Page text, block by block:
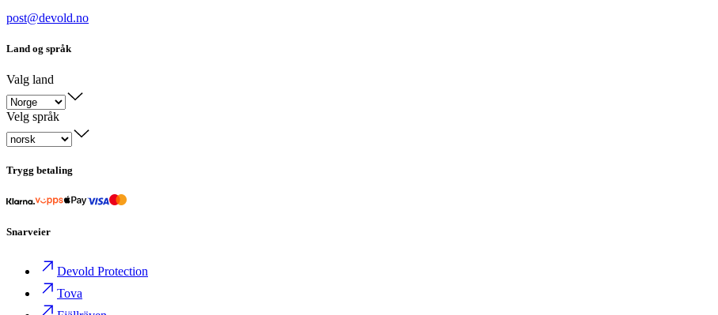
post@devold.no
Land og språk
Valg land
Velg språk
Trygg betaling
Snarveier
Devold Protection
Tova